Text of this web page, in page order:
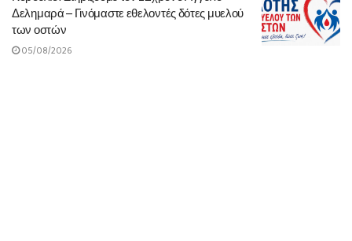
Δελημαρά – Γινόμαστε εθελοντές δότες μυελού
των οστών
05/08/2026